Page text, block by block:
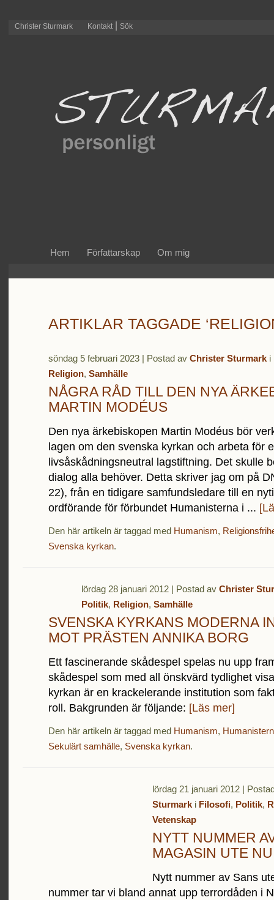
Christer Sturmark Kontakt| Sök
Hem Författarskap Om mig
ARTIKLAR TAGGADE
söndag 5 februari 2023 | Postad av Christer Sturmarki
Religion, Samhälle
NÅGRA RÅD TILL DEN NYA
MARTIN MODÉUS
Den nya ärkebiskopen Martin Modéus bör
lagen om den svenska kyrkan och arbeta för
livsåskådningsneutral lagstiftning. Det skulle
dialog alla behöver. Detta skriver jag om på
22), från en tidigare samfundsledare till en
ordförande för förbundet Humanisterna i ...
Den här artikeln är taggad med Humanism,
Svenska kyrkan.
lördag 28 januari 2012 | Postad av Christer
Politik, Religion, Samhälle
SVENSKA KYRKANS MODERNA
MOT PRÄSTEN ANNIKA BORG
Ett fascinerande skådespel spelas nu upp
skådespel som med all önskvärd tydlighet
kyrkan är en krackelerande institution som
roll. Bakgrunden är följande: [Läs mer]
Den här artikeln är taggad med Humanism,
Sekulärt samhälle, Svenska kyrkan.
lördag 21 januari 2012 |
Sturmarki Filosofi, Politik,
Vetenskap
NYTT NUMMER
MAGASIN UTE NU
Nytt nummer av Sans
nummer tar vi bland annat upp terrordåden i